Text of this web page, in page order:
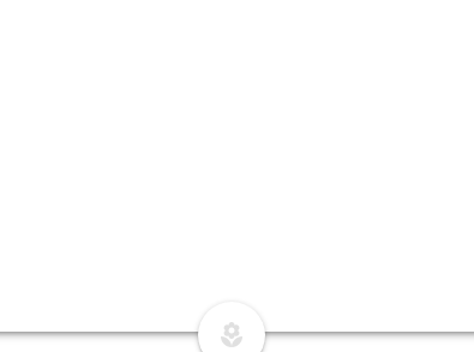
local_florist